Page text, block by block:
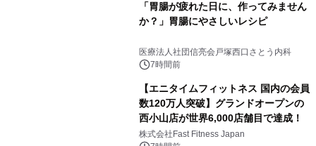
「胃腸が疲れた日に、作ってみません
か？」胃腸にやさしいレシピ
医療法人社団信亮会戸塚西口さとう内科
7時間前
【エニタイムフィットネス 国内の会員
数120万人突破】グランドオープンの
西小山店が世界6,000店舗目で達成！
株式会社Fast Fitness Japan